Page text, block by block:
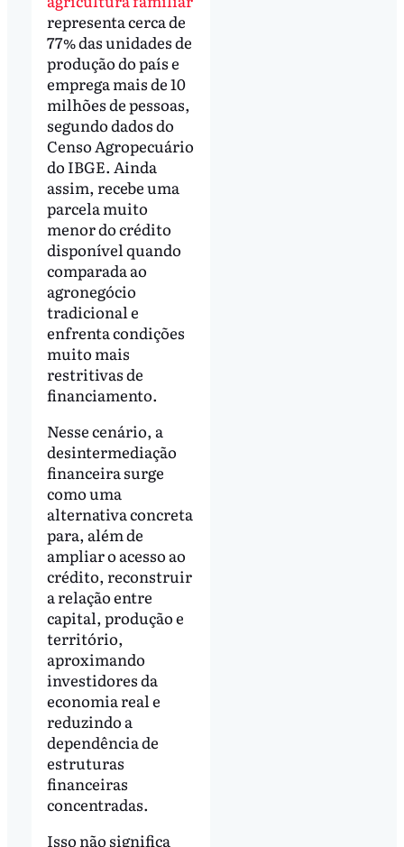
representa cerca de
77% das unidades de
produção do país e
emprega mais de 10
milhões de pessoas,
segundo dados do
Censo Agropecuário
do IBGE. Ainda
assim, recebe uma
parcela muito
menor do crédito
disponível quando
comparada ao
agronegócio
tradicional e
enfrenta condições
muito mais
restritivas de
financiamento.
Nesse cenário, a
desintermediação
financeira surge
como uma
alternativa concreta
para, além de
ampliar o acesso ao
crédito, reconstruir
a relação entre
capital, produção e
território,
aproximando
investidores da
economia real e
reduzindo a
dependência de
estruturas
financeiras
concentradas.
Isso não significa